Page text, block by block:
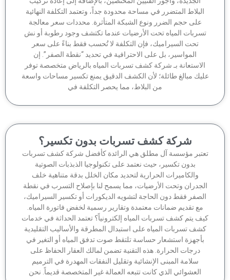
البلاط المتضرر في مساحة محدودة جداً، وتعتمد التكلفة النهائية
على حجم الضرر ونوع الشبكة المتأثرة. محددات سعر معالجة
المياه تحت الأرضيات عندما تكتشف وجود رطوبة أو نش
تحت السيراميك، فإن التكلفة لا تُحسب فقط بناءً على سعر
المواسير، بل على الاحترافية في تحديد “نقطة الصفر”. إن
بـ شركة كشف تسربات المياه بالرياض متخصصة توفر
مبالغ طائلة؛ لأن الكشف الدقيق يمنع تكسير مساحات واسعة
من البلاط، مما يحصر التكلفة في
شركة كشف تسربات بدون تكسير؟
مؤسسة آل مطلق هي الرائدة كأفضل شركة كشف تسربات
بدون تكسير، حيث نعتمد على تكنولوجيا الذبذبات الصوتية
والكاميرات الحرارية لتحديد مكان الخلل بدقة متناهية خلف
وتحت الأرضيات، مما يسمح لنا بإصلاح التسرب في نقطة
فقط دون الحاجة لتشويه الديكورات أو تكسير السيراميك،
مع تقديم ضمانات معتمدة وتقارير رسمية لخفض فاتورة المياه.
يتم كشف تسربات المياه إلكترونياً؟ تعتمد الحداثة في خدمات
تسربات المياه على استبدال المطرقة والأساليب التقليدية
بأجهزة استشعار حساسة تلتقط صوت تدفق المياه أو التغير في
درجات الحرارة. هذه التقنية تضمن لمالك العقار الحفاظ على
سلامة المبنى الإنشائية وتقليل النفقات المهدرة في الترميم
العشوائي الذي كانت تتبعه العمالة غير المتخصصة قديماً. نحن